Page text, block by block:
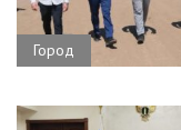
Город